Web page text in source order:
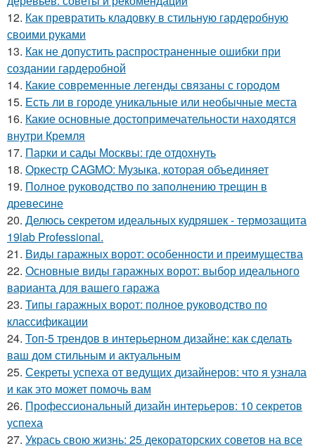
12. Как превратить кладовку в стильную гардеробную
своими руками
13. Как не допустить распространенные ошибки при
создании гардеробной
14. Какие современные легенды связаны с городом
15. Есть ли в городе уникальные или необычные места
16. Какие основные достопримечательности находятся
внутри Кремля
17. Парки и сады Москвы: где отдохнуть
18. Оркестр CAGMO: Музыка, которая объединяет
19. Полное руководство по заполнению трещин в
древесине
20. Делюсь секретом идеальных кудряшек - термозащита
19lab Professional.
21. Виды гаражных ворот: особенности и преимущества
22. Основные виды гаражных ворот: выбор идеального
варианта для вашего гаража
23. Типы гаражных ворот: полное руководство по
классификации
24. Топ-5 трендов в интерьерном дизайне: как сделать
ваш дом стильным и актуальным
25. Секреты успеха от ведущих дизайнеров: что я узнала
и как это может помочь вам
26. Профессиональный дизайн интерьеров: 10 секретов
успеха
27. Укрась свою жизнь: 25 декораторских советов на все